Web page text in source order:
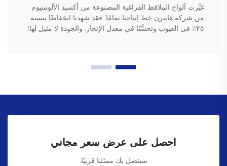
غيَّرت ألواح الملاقط الفراغية المصنوعة من أكسيد الألومنيوم
من شركة هايبرن خط إنتاجنا تمامًا. فقد شهدنا انخفاضًا بنسبة
٢٥٪ في العيوب وتحسُّنًا في معدل الإنجاز. والجودة لا مثيل لها!
احصل على عرض سعر مجاني
سيتصل بك ممثلنا قريبًا.